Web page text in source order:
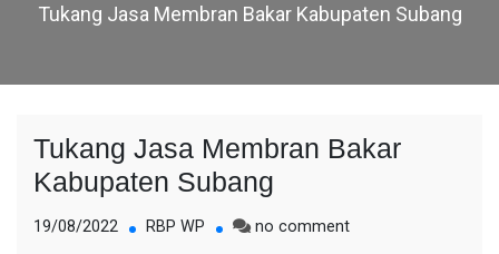
Tukang Jasa Membran Bakar Kabupaten Subang
Tukang Jasa Membran Bakar
Kabupaten Subang
19/08/2022 RBP WP no commenton